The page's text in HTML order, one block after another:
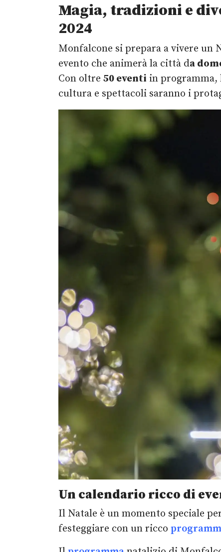
Magia, tradizioni e
2024
Monfalcone si prepara a vivere un
evento che animerà la città da
Con oltre 50 eventi in programma,
cultura e spettacoli saranno i
Un calendario ricco di
Il Natale è un momento speciale
festeggiare con un ricco